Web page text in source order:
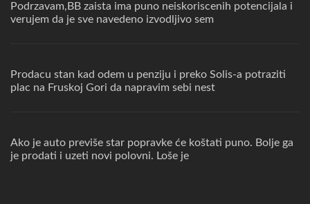
Podrzavam,BB zaista ima puno neiskoriscenih potencijala i
verujem da je sve navedeno izvodljivo sem
Prodacu stan kad odem u penziju i preko Solis-a potraziti
plac na Fruskoj Gori da napravim sebi nest
Ako je auto previše star popravke će koštati puno. Bolje ga
je prodati i uzeti novi polovni. Loše je